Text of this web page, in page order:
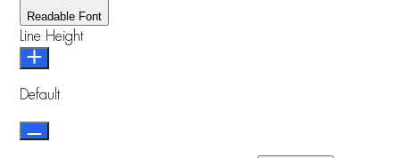
Readable Font
Line Height
Default